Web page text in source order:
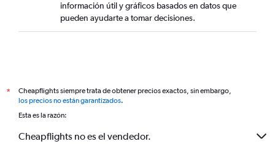
información útil y gráficos basados en datos que
pueden ayudarte a tomar decisiones.
*
Cheapflights siempre trata de obtener precios exactos, sin embargo,
los precios no están garantizados.
Esta es la razón:
Cheapflights no es el vendedor.